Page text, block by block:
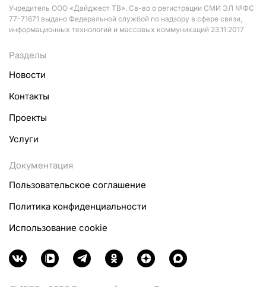
Учредитель ООО «Дайджест ТВ». Св-во о регистрации СМИ ЭЛ №ФС
77-71671 выдано Федеральной службой по надзору в сфере связи,
информационных технологий и массовых коммуникаций 23.11.2017
Разделы
Новости
Контакты
Проекты
Услуги
Документация
Пользовательское соглашение
Политика конфиденциальности
Использование cookie